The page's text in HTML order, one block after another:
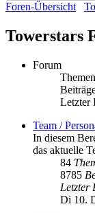
Foren-Übersicht
Towerstars
Forum
Themen
Letzter
Team /
In diesem
das aktuelle
84
8785
Letzter
Di 10.